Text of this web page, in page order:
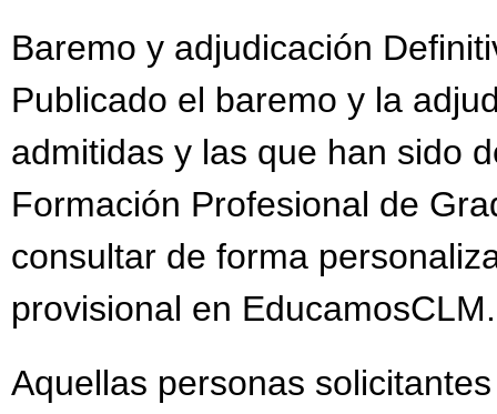
Baremo y adjudicación
Publicado el baremo y la
admitidas y las que han sido
Formación Profesional de
consultar de forma
provisional en
Aquellas personas